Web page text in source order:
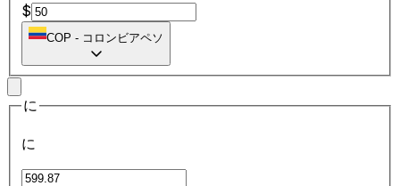
$
COP - コロンビアペソ
に
に